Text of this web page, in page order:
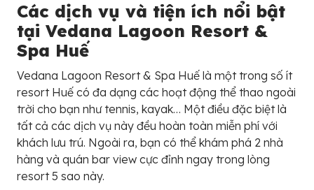
Các dịch vụ và tiện ích nổi bật
tại Vedana Lagoon Resort &
Spa Huế
Vedana Lagoon Resort & Spa Huế là một trong số ít
resort Huế có đa dạng các hoạt động thể thao ngoài
trời cho bạn như tennis, kayak… Một điều đặc biệt là
tất cả các dịch vụ này đều hoàn toàn miễn phí với
khách lưu trú. Ngoài ra, bạn có thể khám phá 2 nhà
hàng và quán bar view cực đỉnh ngay trong lòng
resort 5 sao này.